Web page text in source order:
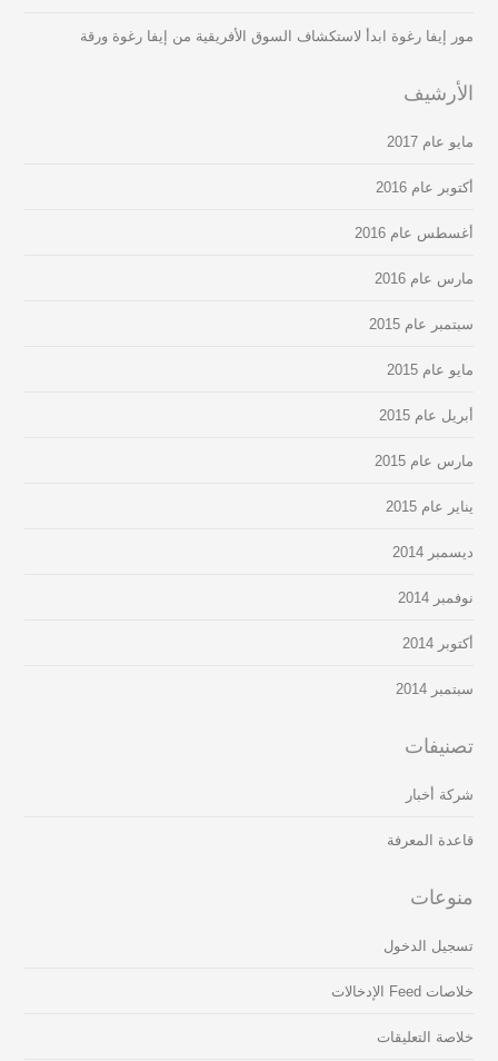
مور إيفا رغوة ابدأ لاستكشاف السوق الأفريقية من إيفا رغوة ورقة
الأرشيف
مايو عام 2017
أكتوبر عام 2016
أغسطس عام 2016
مارس عام 2016
سبتمبر عام 2015
مايو عام 2015
أبريل عام 2015
مارس عام 2015
يناير عام 2015
ديسمبر 2014
نوفمبر 2014
أكتوبر 2014
سبتمبر 2014
تصنيفات
شركة أخبار
قاعدة المعرفة
منوعات
تسجيل الدخول
خلاصات Feed الإدخالات
خلاصة التعليقات